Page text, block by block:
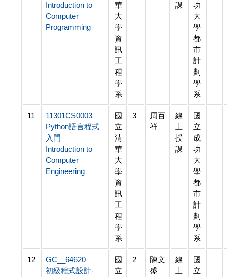
Introduction to
Computer
Programming
華
大
學
資
訊
工
程
學
系
課
功
大
學
都
市
計
劃
學
系
11
11301CS0003
Python語言程式
入門
Introduction to
Computer
Engineering
國
立
清
華
大
學
資
訊
工
程
學
系
3
周百
祥
線
上
授
課
國
立
成
功
大
學
都
市
計
劃
學
系
12
GC__64620
初級程式設計-
國
立
2
陳文
盛
線
上
國
立